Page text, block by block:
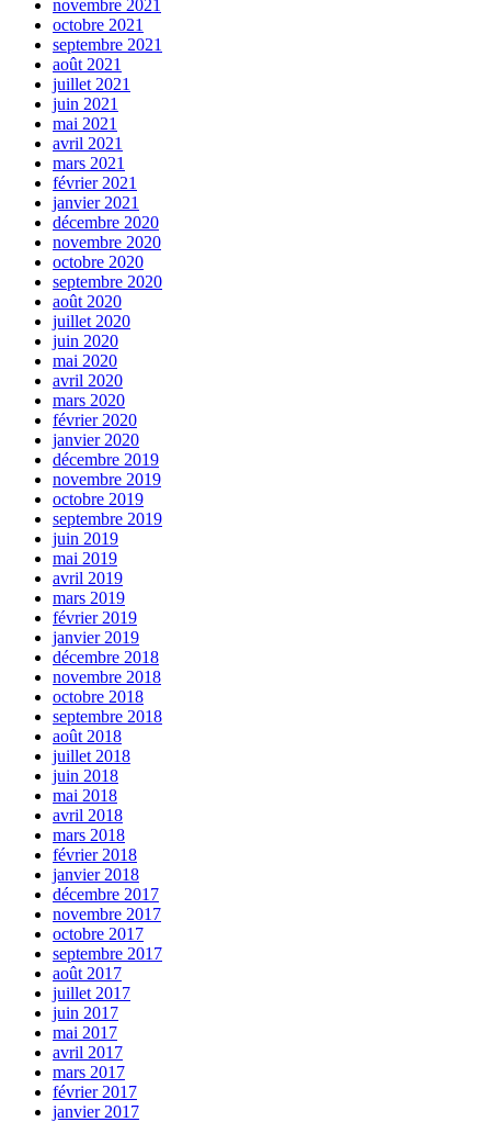
novembre 2021
octobre 2021
septembre 2021
août 2021
juillet 2021
juin 2021
mai 2021
avril 2021
mars 2021
février 2021
janvier 2021
décembre 2020
novembre 2020
octobre 2020
septembre 2020
août 2020
juillet 2020
juin 2020
mai 2020
avril 2020
mars 2020
février 2020
janvier 2020
décembre 2019
novembre 2019
octobre 2019
septembre 2019
juin 2019
mai 2019
avril 2019
mars 2019
février 2019
janvier 2019
décembre 2018
novembre 2018
octobre 2018
septembre 2018
août 2018
juillet 2018
juin 2018
mai 2018
avril 2018
mars 2018
février 2018
janvier 2018
décembre 2017
novembre 2017
octobre 2017
septembre 2017
août 2017
juillet 2017
juin 2017
mai 2017
avril 2017
mars 2017
février 2017
janvier 2017